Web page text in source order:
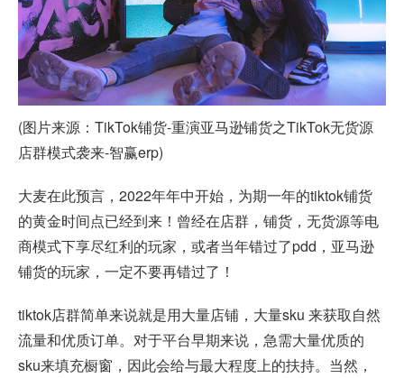
(图片来源：TikTok铺货-重演亚马逊铺货之TikTok无货源
店群模式袭来-智赢erp)
大麦在此预言，2022年年中开始，为期一年的tiktok铺货
的黄金时间点已经到来！曾经在店群，铺货，无货源等电
商模式下享尽红利的玩家，或者当年错过了pdd，亚马逊
铺货的玩家，一定不要再错过了！
tiktok店群简单来说就是用大量店铺，大量sku 来获取自然
流量和优质订单。对于平台早期来说，急需大量优质的
sku来填充橱窗，因此会给与最大程度上的扶持。当然，